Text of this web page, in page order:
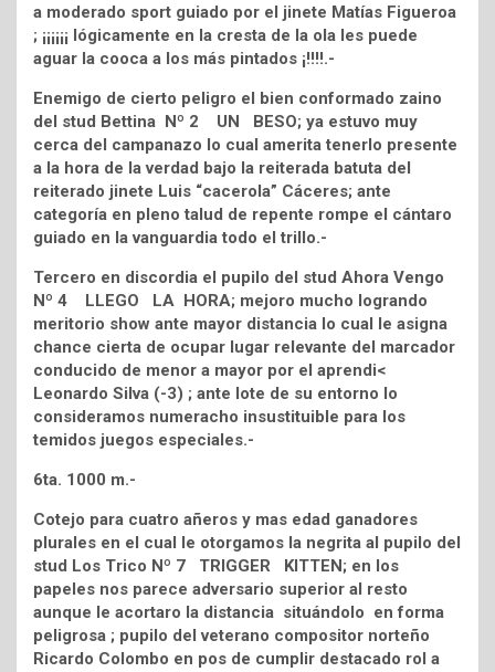
a moderado sport guiado por el jinete Matías Figueroa
; ¡¡¡¡¡¡ lógicamente en la cresta de la ola les puede
aguar la cooca a los más pintados ¡!!!!.-
Enemigo de cierto peligro el bien conformado zaino
del stud Bettina Nº 2 UN BESO; ya estuvo muy
cerca del campanazo lo cual amerita tenerlo presente
a la hora de la verdad bajo la reiterada batuta del
reiterado jinete Luis “cacerola” Cáceres; ante
categoría en pleno talud de repente rompe el cántaro
guiado en la vanguardia todo el trillo.-
Tercero en discordia el pupilo del stud Ahora Vengo
Nº 4 LLEGO LA HORA; mejoro mucho logrando
meritorio show ante mayor distancia lo cual le asigna
chance cierta de ocupar lugar relevante del marcador
conducido de menor a mayor por el aprendi<
Leonardo Silva (-3) ; ante lote de su entorno lo
consideramos numeracho insustituible para los
temidos juegos especiales.-
6ta. 1000 m.-
Cotejo para cuatro añeros y mas edad ganadores
plurales en el cual le otorgamos la negrita al pupilo del
stud Los Trico Nº 7 TRIGGER KITTEN; en los
papeles nos parece adversario superior al resto
aunque le acortaro la distancia situándolo en forma
peligrosa ; pupilo del veterano compositor norteño
Ricardo Colombo en pos de cumplir destacado rol a